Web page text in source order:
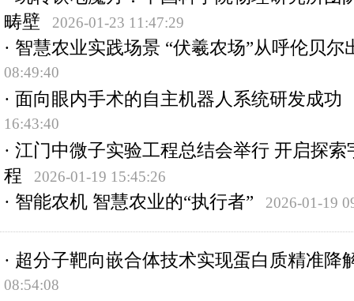
畴壁
2026-01-23 11:47:29
· 智慧农业实践场景 “伏羲农场”从呼伦贝尔
08:49:40
· 面向眼内手术的自主机器人系统研发成功
16:43:40
· 江门中微子实验工程总结会举行 开启探索
程
2026-01-19 15:45:26
· 智能农机 智慧农业的“执行者” 2026-01-19
· 超分子靶向嵌合体技术实现蛋白质精准降
08:54:08